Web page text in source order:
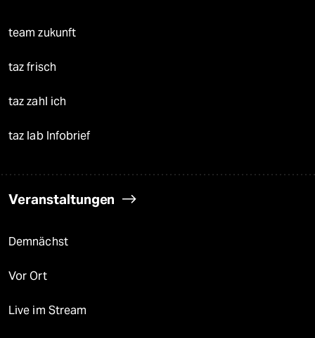
team zukunft
taz frisch
taz zahl ich
taz lab Infobrief
Veranstaltungen
Demnächst
Vor Ort
Live im Stream